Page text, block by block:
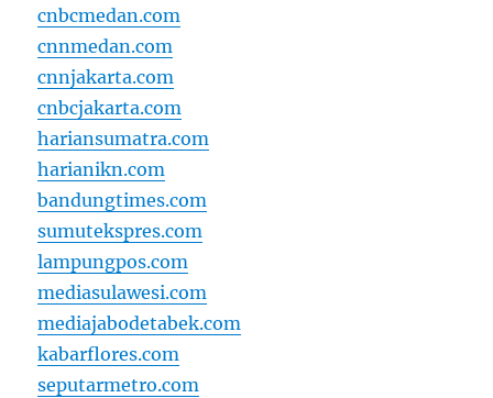
cnbcmedan.com
cnnmedan.com
cnnjakarta.com
cnbcjakarta.com
hariansumatra.com
harianikn.com
bandungtimes.com
sumutekspres.com
lampungpos.com
mediasulawesi.com
mediajabodetabek.com
kabarflores.com
seputarmetro.com